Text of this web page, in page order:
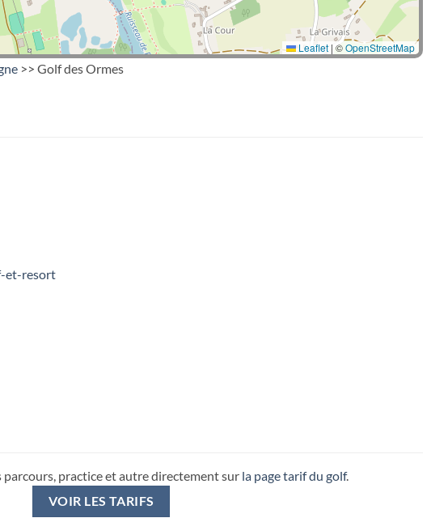
Leaflet | ©OpenStreetMap
>> Golf des Ormes
et-resort
practice et autre directement sur la page tarif du golf.
VOIR LES TARIFS